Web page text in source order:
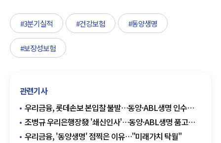
#3분기실적 #건강보험 #동양생명
#보장성보험
관련기사
우리금융, 롯데손보 본입찰 불발…동양·ABL생명 인수
'집중'
조병규 우리은행장發 '쇄신인사'…동양·ABL생명 품고
증권사까지 넘본다
우리금융, '동양생명' 점찍은 이유…"미래가치 탁월"